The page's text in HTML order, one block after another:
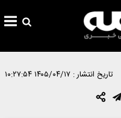
تاریخ انتشار : ۱۴۰۵/۰۴/۱۷ ۱۰:۲۷:۵۴